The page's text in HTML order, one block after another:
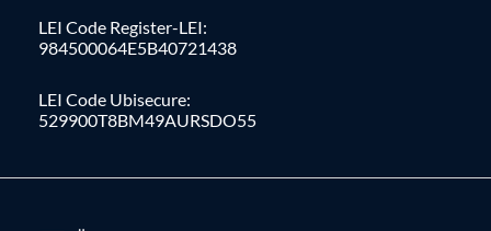
LEI Code Register-LEI:
984500064E5B40721438
LEI Code Ubisecure:
529900T8BM49AURSDO55